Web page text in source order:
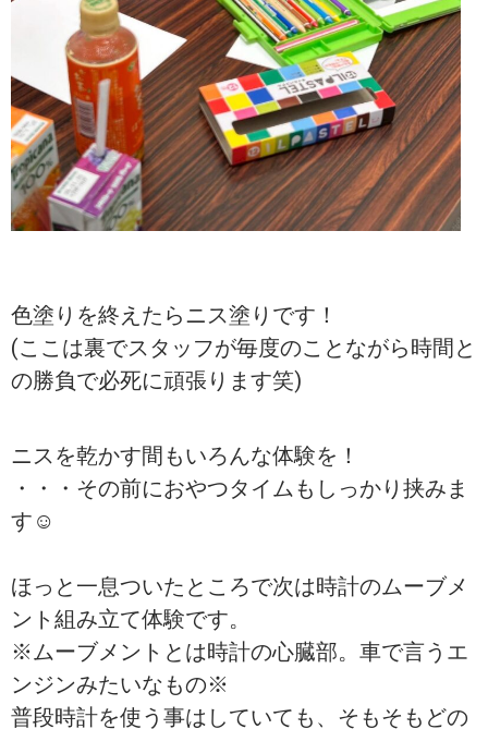
色塗りを終えたらニス塗りです！
(ここは裏でスタッフが毎度のことながら時間と
の勝負で必死に頑張ります笑)
ニスを乾かす間もいろんな体験を！
・・・その前におやつタイムもしっかり挟みま
す☺︎
ほっと一息ついたところで次は時計のムーブメ
ント組み立て体験です。
※ムーブメントとは時計の心臓部。車で言うエ
ンジンみたいなもの※
普段時計を使う事はしていても、そもそもどの